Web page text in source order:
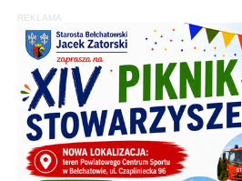
REKLAMA